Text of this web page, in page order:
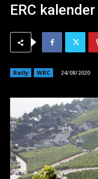
ERC kalender
Rally WRC 24/08/2020